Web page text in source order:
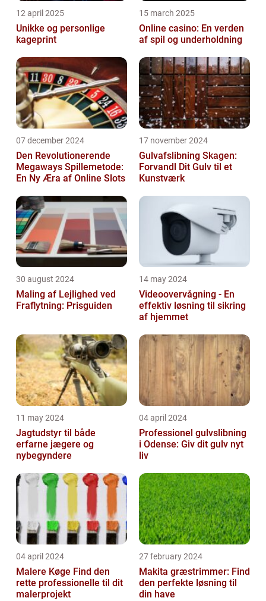
12 april 2025
Unikke og personlige
kageprint
15 march 2025
Online casino: En verden
af spil og underholdning
07 december 2024
Den Revolutionerende
Megaways Spillemetode:
En Ny Æra af Online Slots
17 november 2024
Gulvafslibning Skagen:
Forvandl Dit Gulv til et
Kunstværk
30 august 2024
Maling af Lejlighed ved
Fraflytning: Prisguiden
14 may 2024
Videoovervågning - En
effektiv løsning til sikring
af hjemmet
11 may 2024
Jagtudstyr til både
erfarne jægere og
nybegyndere
04 april 2024
Professionel gulvslibning
i Odense: Giv dit gulv nyt
liv
04 april 2024
Malere Køge Find den
rette professionelle til dit
malerprojekt
27 february 2024
Makita græstrimmer: Find
den perfekte løsning til
din have